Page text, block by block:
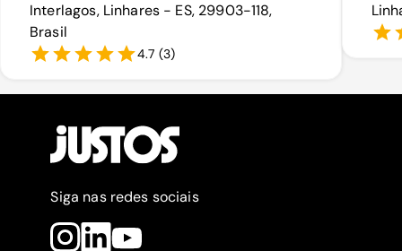
Interlagos, Linhares - ES, 29903-118,
Brasil
4.7 (3)
Siga nas redes sociais